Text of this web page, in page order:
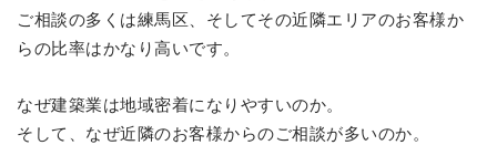
ご相談の多くは練馬区、そしてその近隣エリアのお客様か
らの比率はかなり高いです。
なぜ建築業は地域密着になりやすいのか。
そして、なぜ近隣のお客様からのご相談が多いのか。